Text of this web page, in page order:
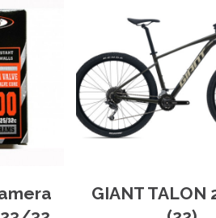
GIANT TALON